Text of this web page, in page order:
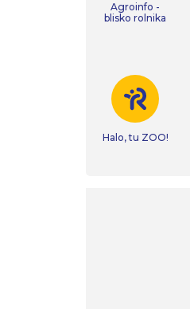
Agroinfo -
blisko rolnika
Halo, tu ZOO!